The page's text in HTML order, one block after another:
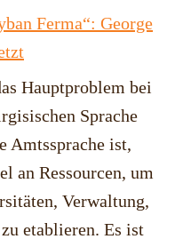
Ferma“: George
Hauptproblem bei
Sprache
Amtssprache ist,
an Ressourcen, um
Verwaltung,
etablieren. Es ist